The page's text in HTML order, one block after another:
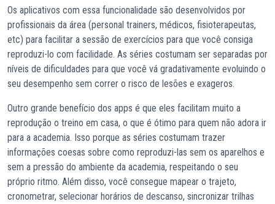
Os aplicativos com essa funcionalidade são desenvolvidos por
profissionais da área (personal trainers, médicos, fisioterapeutas,
etc) para facilitar a sessão de exercícios para que você consiga
reproduzi-lo com facilidade. As séries costumam ser separadas por
níveis de dificuldades para que você vá gradativamente evoluindo o
seu desempenho sem correr o risco de lesões e exageros.
Outro grande benefício dos apps é que eles facilitam muito a
reprodução o treino em casa, o que é ótimo para quem não adora ir
para a academia. Isso porque as séries costumam trazer
informações coesas sobre como reproduzi-las sem os aparelhos e
sem a pressão do ambiente da academia, respeitando o seu
próprio ritmo. Além disso, você consegue mapear o trajeto,
cronometrar, selecionar horários de descanso, sincronizar trilhas